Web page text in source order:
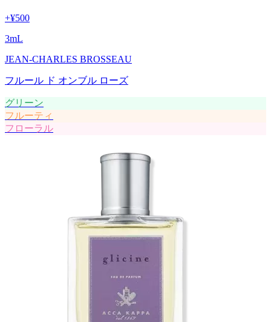
+¥500
3mL
JEAN-CHARLES BROSSEAU
フルール ド オンブル ローズ
グリーン
フルーティ
フローラル